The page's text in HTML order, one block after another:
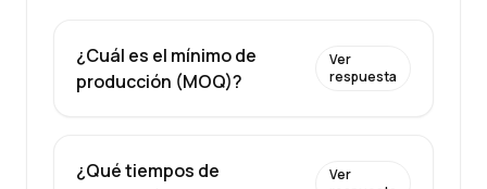
¿Cuál es el mínimo de
producción (MOQ)?
Ver
respuesta
¿Qué tiempos de
Ver